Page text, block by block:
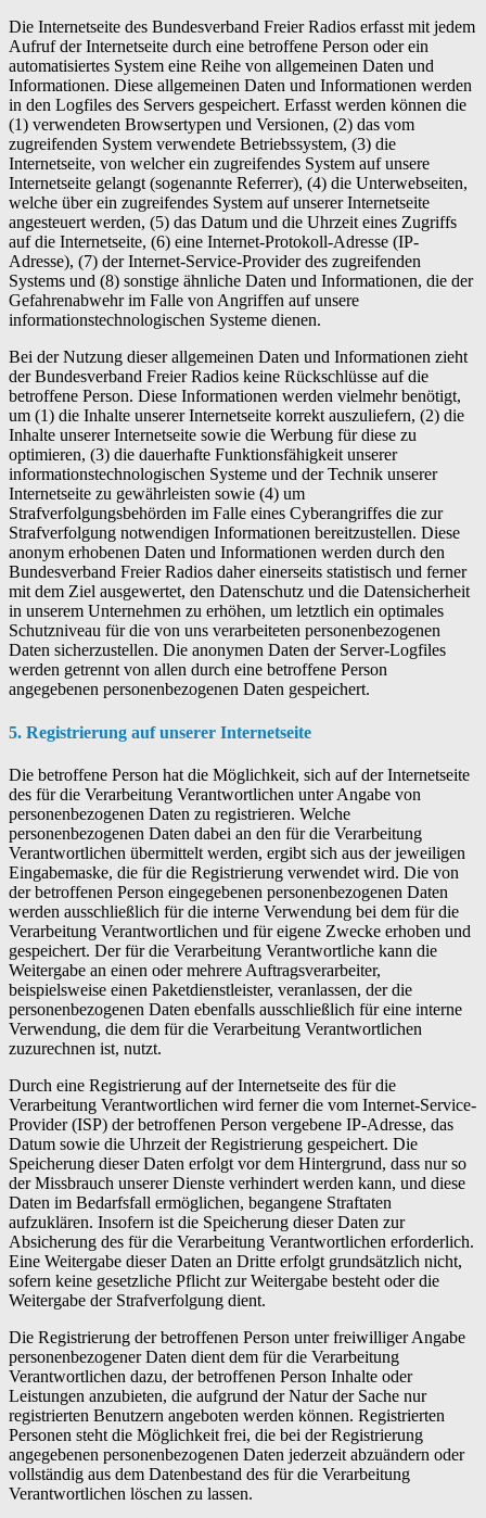
Die Internetseite des Bundesverband Freier Radios erfasst mit jedem
Aufruf der Internetseite durch eine betroffene Person oder ein
automatisiertes System eine Reihe von allgemeinen Daten und
Informationen. Diese allgemeinen Daten und Informationen werden
in den Logfiles des Servers gespeichert. Erfasst werden können die
(1) verwendeten Browsertypen und Versionen, (2) das vom
zugreifenden System verwendete Betriebssystem, (3) die
Internetseite, von welcher ein zugreifendes System auf unsere
Internetseite gelangt (sogenannte Referrer), (4) die Unterwebseiten,
welche über ein zugreifendes System auf unserer Internetseite
angesteuert werden, (5) das Datum und die Uhrzeit eines Zugriffs
auf die Internetseite, (6) eine Internet-Protokoll-Adresse (IP-
Adresse), (7) der Internet-Service-Provider des zugreifenden
Systems und (8) sonstige ähnliche Daten und Informationen, die der
Gefahrenabwehr im Falle von Angriffen auf unsere
informationstechnologischen Systeme dienen.
Bei der Nutzung dieser allgemeinen Daten und Informationen zieht
der Bundesverband Freier Radios keine Rückschlüsse auf die
betroffene Person. Diese Informationen werden vielmehr benötigt,
um (1) die Inhalte unserer Internetseite korrekt auszuliefern, (2) die
Inhalte unserer Internetseite sowie die Werbung für diese zu
optimieren, (3) die dauerhafte Funktionsfähigkeit unserer
informationstechnologischen Systeme und der Technik unserer
Internetseite zu gewährleisten sowie (4) um
Strafverfolgungsbehörden im Falle eines Cyberangriffes die zur
Strafverfolgung notwendigen Informationen bereitzustellen. Diese
anonym erhobenen Daten und Informationen werden durch den
Bundesverband Freier Radios daher einerseits statistisch und ferner
mit dem Ziel ausgewertet, den Datenschutz und die Datensicherheit
in unserem Unternehmen zu erhöhen, um letztlich ein optimales
Schutzniveau für die von uns verarbeiteten personenbezogenen
Daten sicherzustellen. Die anonymen Daten der Server-Logfiles
werden getrennt von allen durch eine betroffene Person
angegebenen personenbezogenen Daten gespeichert.
5. Registrierung auf unserer Internetseite
Die betroffene Person hat die Möglichkeit, sich auf der Internetseite
des für die Verarbeitung Verantwortlichen unter Angabe von
personenbezogenen Daten zu registrieren. Welche
personenbezogenen Daten dabei an den für die Verarbeitung
Verantwortlichen übermittelt werden, ergibt sich aus der jeweiligen
Eingabemaske, die für die Registrierung verwendet wird. Die von
der betroffenen Person eingegebenen personenbezogenen Daten
werden ausschließlich für die interne Verwendung bei dem für die
Verarbeitung Verantwortlichen und für eigene Zwecke erhoben und
gespeichert. Der für die Verarbeitung Verantwortliche kann die
Weitergabe an einen oder mehrere Auftragsverarbeiter,
beispielsweise einen Paketdienstleister, veranlassen, der die
personenbezogenen Daten ebenfalls ausschließlich für eine interne
Verwendung, die dem für die Verarbeitung Verantwortlichen
zuzurechnen ist, nutzt.
Durch eine Registrierung auf der Internetseite des für die
Verarbeitung Verantwortlichen wird ferner die vom Internet-Service-
Provider (ISP) der betroffenen Person vergebene IP-Adresse, das
Datum sowie die Uhrzeit der Registrierung gespeichert. Die
Speicherung dieser Daten erfolgt vor dem Hintergrund, dass nur so
der Missbrauch unserer Dienste verhindert werden kann, und diese
Daten im Bedarfsfall ermöglichen, begangene Straftaten
aufzuklären. Insofern ist die Speicherung dieser Daten zur
Absicherung des für die Verarbeitung Verantwortlichen erforderlich.
Eine Weitergabe dieser Daten an Dritte erfolgt grundsätzlich nicht,
sofern keine gesetzliche Pflicht zur Weitergabe besteht oder die
Weitergabe der Strafverfolgung dient.
Die Registrierung der betroffenen Person unter freiwilliger Angabe
personenbezogener Daten dient dem für die Verarbeitung
Verantwortlichen dazu, der betroffenen Person Inhalte oder
Leistungen anzubieten, die aufgrund der Natur der Sache nur
registrierten Benutzern angeboten werden können. Registrierten
Personen steht die Möglichkeit frei, die bei der Registrierung
angegebenen personenbezogenen Daten jederzeit abzuändern oder
vollständig aus dem Datenbestand des für die Verarbeitung
Verantwortlichen löschen zu lassen.